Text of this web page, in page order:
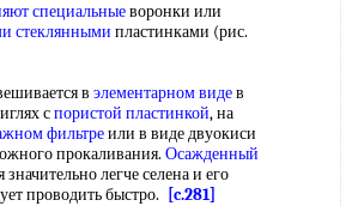
специальныеворонки или
стеклянными пластинками (рис.
в элементарном видев
спористой пластинкой, на
фильтреили в виде двуокиси
прокаливания. Осажденный
значительно легче селена и его
проводить быстро.
[c.281]